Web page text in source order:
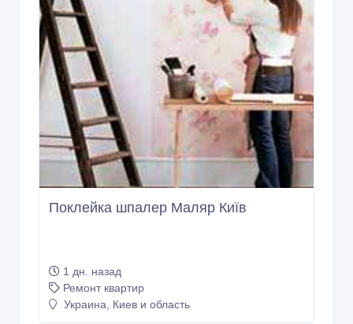
Поклейка шпалер Маляр Київ
1 дн. назад
Ремонт квартир
Украина, Киев и область